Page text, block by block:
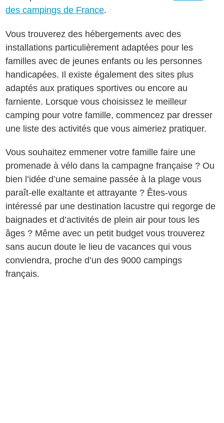
des campings de France.
Vous trouverez des hébergements avec des
installations particulièrement adaptées pour les
familles avec de jeunes enfants ou les personnes
handicapées. Il existe également des sites plus
adaptés aux pratiques sportives ou encore au
farniente. Lorsque vous choisissez le meilleur
camping pour votre famille, commencez par dresser
une liste des activités que vous aimeriez pratiquer.
Vous souhaitez emmener votre famille faire une
promenade à vélo dans la campagne française ? Ou
bien l’idée d’une semaine passée à la plage vous
paraît-elle exaltante et attrayante ? Êtes-vous
intéressé par une destination lacustre qui regorge de
baignades et d’activités de plein air pour tous les
âges ? Même avec un petit budget vous trouverez
sans aucun doute le lieu de vacances qui vous
conviendra, proche d’un des 9000 campings
français.